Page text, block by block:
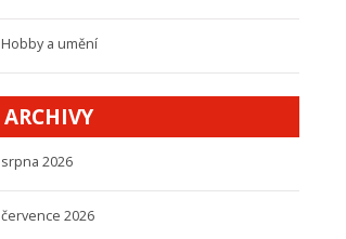
Hobby a umění
ARCHIVY
srpna 2026
července 2026